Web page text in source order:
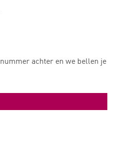
achter en we bellen je